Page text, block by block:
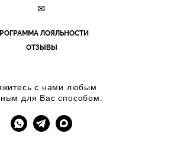
✉
ЛОЯЛЬНОСТИ
ОТЗЫВЫ
с нами любым
для Вас способом: